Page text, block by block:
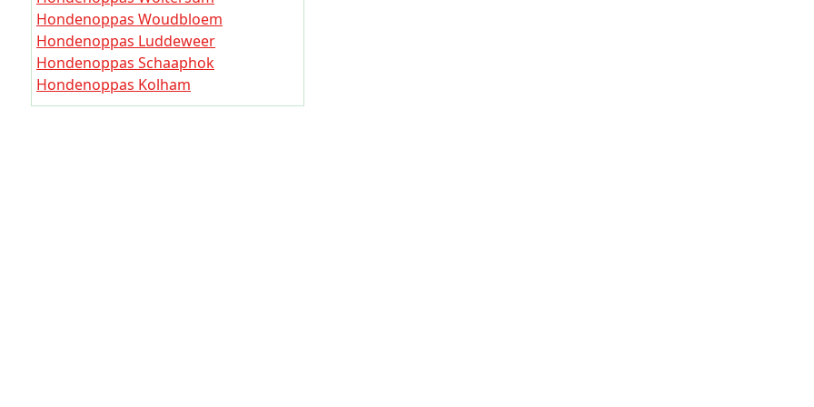
Hondenoppas Woudbloem
Hondenoppas Luddeweer
Hondenoppas Schaaphok
Hondenoppas Kolham
Hondenoppas Hoogezand